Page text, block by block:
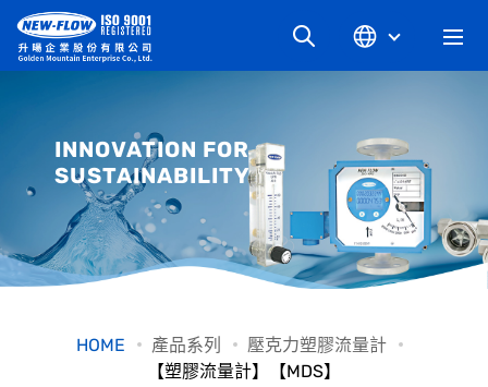
最新消息
知識文章
INNOVATION FOR
SUSTAINABILITY
HOME 產品系列
壓克力塑膠流量計
【塑膠流量計】【MDS】